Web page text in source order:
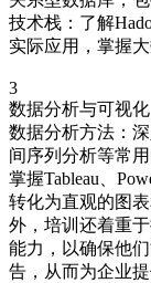
技术栈：了解
实际应用，掌握
3
数据分析与可视化
数据分析方法：
间序列分析等常
掌握Tableau、
转化为直观的图
外，培训还着重
能力，以确保他
告，从而为企业